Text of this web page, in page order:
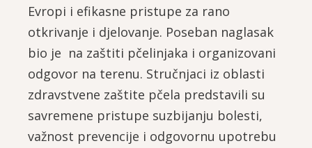
Evropi i efikasne pristupe za rano
otkrivanje i djelovanje. Poseban naglasak
bio je na zaštiti pčelinjaka i organizovani
odgovor na terenu. Stručnjaci iz oblasti
zdravstvene zaštite pčela predstavili su
savremene pristupe suzbijanju bolesti,
važnost prevencije i odgovornu upotrebu